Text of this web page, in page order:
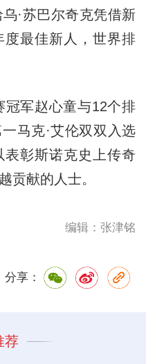
·苏巴尔奇克凭借新
最佳新人，世界排
军赵心童与12个排
马克·艾伦双双入选
彰斯诺克史上传奇
贡献的人士。
编辑：张津铭
分享：
荐